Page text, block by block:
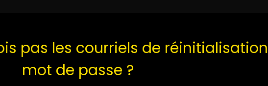
pas les courriels de
mot de passe ?